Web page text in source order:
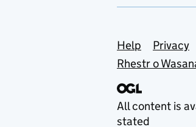
Support
Help Privacy
Rhestr o
All content is
stated